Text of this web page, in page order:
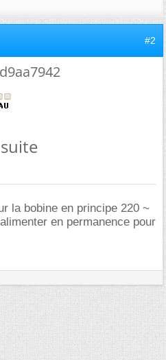
#2
la bobine en principe 220 ~
en permanence pour